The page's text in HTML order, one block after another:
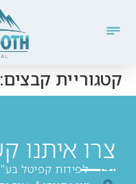
קטגוריית קבצים:
צרו איתנו
לפידות קפיטל